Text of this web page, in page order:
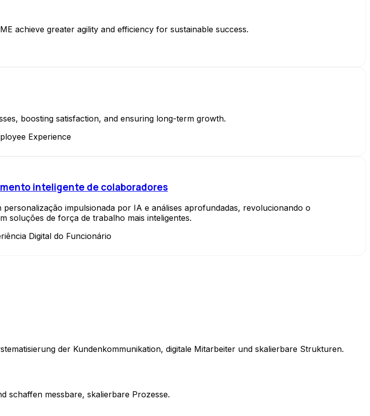
achieve greater agility and efficiency for sustainable success.
boosting satisfaction, and ensuring long-term growth.
Experience
inteligente de colaboradores
impulsionada por IA e análises aprofundadas, revolucionando o
soluções de força de trabalho mais inteligentes.
Digital do Funcionário
der Kundenkommunikation, digitale Mitarbeiter und skalierbare Strukturen.
schaffen messbare, skalierbare Prozesse.